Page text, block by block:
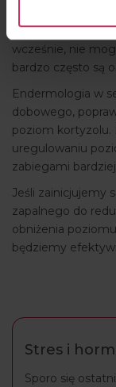
co jest
rano, który
wcześnie, nie
bardzo często są
Endermologia w
dobowego,
poziom kortyzolu.
uregulowaniu
zabiegami
Jeśli zainicjujemy
zapalnego do
obniżenia
będziemy
Stres i
Sporo się